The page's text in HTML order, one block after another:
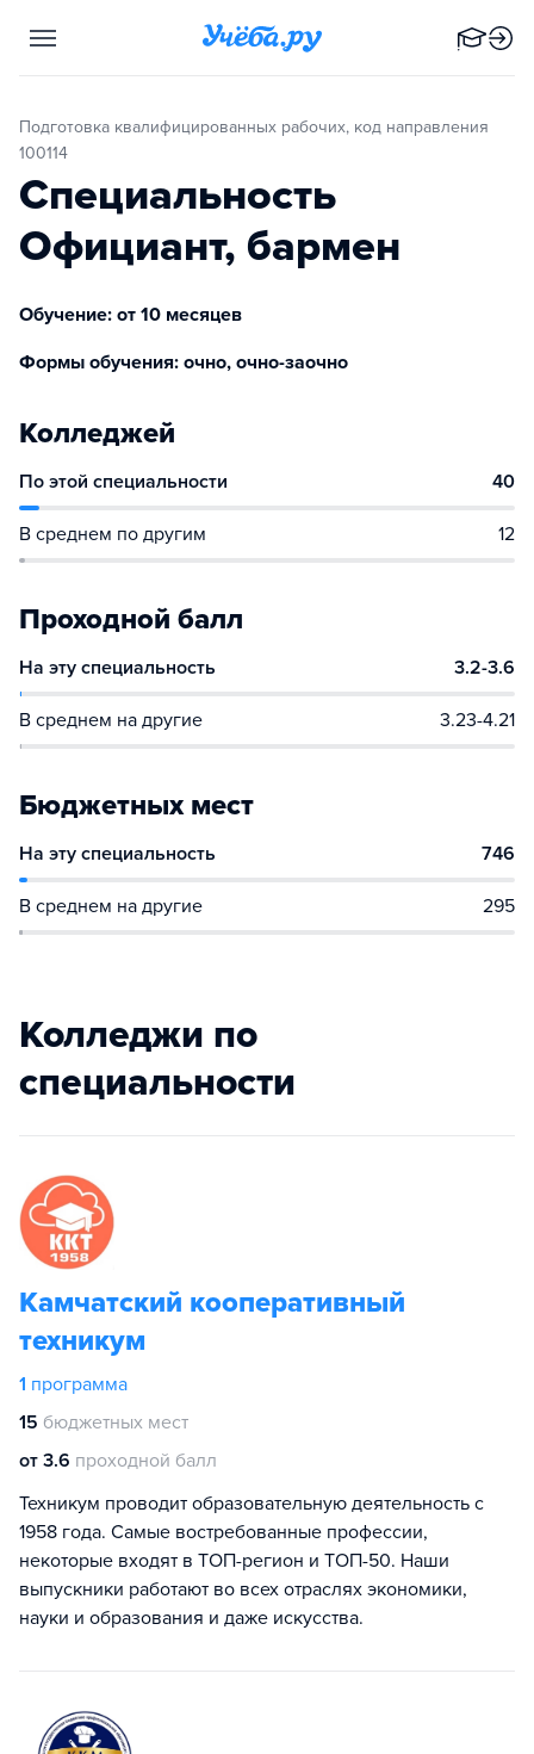
Подготовка квалифицированных рабочих, код направления
100114
Специальность
Официант, бармен
Обучение: от 10 месяцев
Формы обучения: очно, очно-заочно
Колледжей
По этой специальности 40
В среднем по другим 12
Проходной балл
На эту специальность 3.2-3.6
В среднем на другие 3.23-4.21
Бюджетных мест
На эту специальность 746
В среднем на другие 295
Колледжи по
специальности
Камчатский кооперативный
техникум
1 программа
15 бюджетных мест
от 3.6 проходной балл
Техникум проводит образовательную деятельность с
1958 года. Самые востребованные профессии,
некоторые входят в ТОП-регион и ТОП-50. Наши
выпускники работают во всех отраслях экономики,
науки и образования и даже искусства.